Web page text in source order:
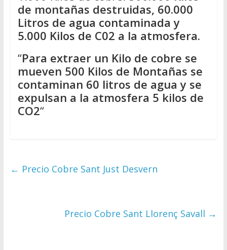
de montañas destruidas, 60.000
Litros de agua contaminada y
5.000 Kilos de C02 a la atmosfera.
“Para extraer un Kilo de cobre se
mueven 500 Kilos de Montañas se
contaminan 60 litros de agua y se
expulsan a la atmosfera 5 kilos de
CO2“
← Precio Cobre Sant Just Desvern
Precio Cobre Sant Llorenç Savall →